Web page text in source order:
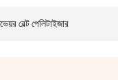
বেল্ট পেলিটাইজার